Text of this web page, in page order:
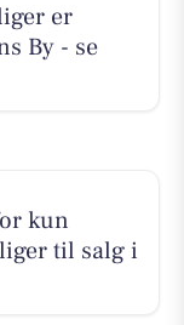
er
By - se
kun
til salg i